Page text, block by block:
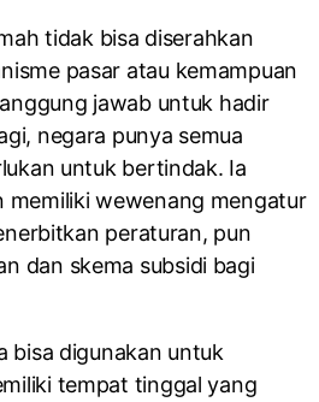
tidak bisa diserahkan
pasar atau kemampuan
jawab untuk hadir
negara punya semua
untuk bertindak. Ia
memiliki wewenang mengatur
peraturan, pun
dan skema subsidi bagi
bisa digunakan untuk
tempat tinggal yang